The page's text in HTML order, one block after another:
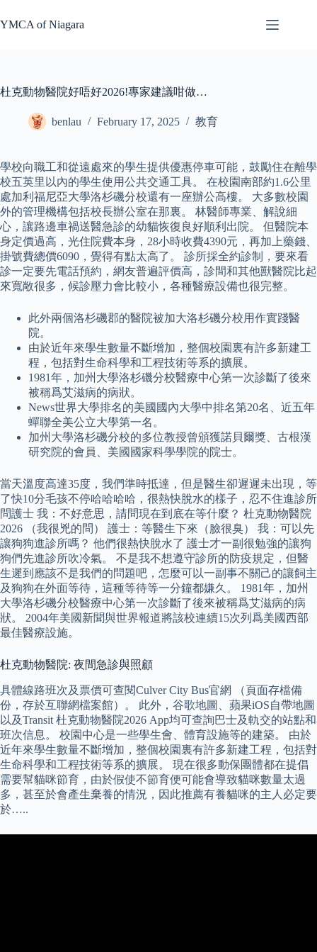
to
content
YMCA of Niagara
杜克動物醫院好唔好2026!專家建議咁做…
benlau February 17, 2025 教育
學校向職工和從遠處來的學生提供優惠停車可能，鼓勵住在離學
校五英里以內的學生使用公共交通工具。 在校園南部約1.6公里
處加利福尼亞大學洛杉磯分校還有一座辦公高樓。 大多數校園
外的管理機構包括校長辦公室在那裏。 林醫師專業、解說細
心，讓路邊車禍送醫急診的幼貓恢復良好順利出院。 但醫院本
身定價過高，光住院費本身，28小時收費4390元，再加上藥錢、
掛號費總價6090，覺得有點太高了。 診所採全約診制，要來看
診一定要先電話預約，網友普遍評價高，診間和其他獸醫院比起
來寬敞很多，候診壓力會比較小，各種醫療設備也很完整。
此外兩個洛杉磯郡的醫院被加大洛杉磯分校用作實踐醫
院。
由於近年來學生數量不斷增加，整個校園裏有許多新建工
程，包括對生命科學和工程技術等系的擴展。
1981年，加州大學洛杉磯分校醫療中心第一次診斷了後來
被稱爲艾滋病的病狀。
News世界大學排名的美國國內大學中排名第20名、近五年
蟬聯全美公立大學第一名。
加州大學洛杉磯分校的多位教授曾頒獲諾貝爾獎、古根漢
研究院的會員、美國國家科學學院的院士。
當天溫度高達35度，我們準時抵達，但是醫生卻遲遲未出現，等
了快10分毛孩不停哈哈哈哈，很熱快脫水的樣子，忍不住進診所
問護士 我：不好意思，請問現在到底在等什麼？ 杜克動物醫院
2026 （我很兇的問） 護士：等醫生下來（臉很臭） 我：可以先
讓狗狗進診所嗎？ 他們很熱快脫水了 護士才一副很勉強的讓狗
狗們先進診所吹冷氣。 不是我不想遵守診所的防疫規定，但醫
生遲到應該不是我們的問題吧，怎麼可以一副事不關己的讓飼主
及狗狗在外面等待，這種等待等一分鐘都嫌久。 1981年，加州
大學洛杉磯分校醫療中心第一次診斷了後來被稱爲艾滋病的病
狀。 2004年美國新聞與世界報道將該校連續15次列爲美國西部
最佳醫療設施。
杜克動物醫院: 夜間急診與照顧
具體線路班次及票價可查閱Culver City Bus官網 （頁面存檔備
份，存於互聯網檔案館）。 此外，谷歌地圖、蘋果iOS自帶地圖
以及Transit 杜克動物醫院2026 App均可查詢巴士及軌交的站點和
班次信息。 校園中心是一些學生會、體育設施等的建築。 由於
近年來學生數量不斷增加，整個校園裏有許多新建工程，包括對
生命科學和工程技術等系的擴展。 現在很多動保團體都在提倡
需要幫貓咪節育，由於假使不節育便可能會導致貓咪數量太過
多，甚至於會產生棄養的情況，因此推薦有養貓咪的主人必定要
於…..